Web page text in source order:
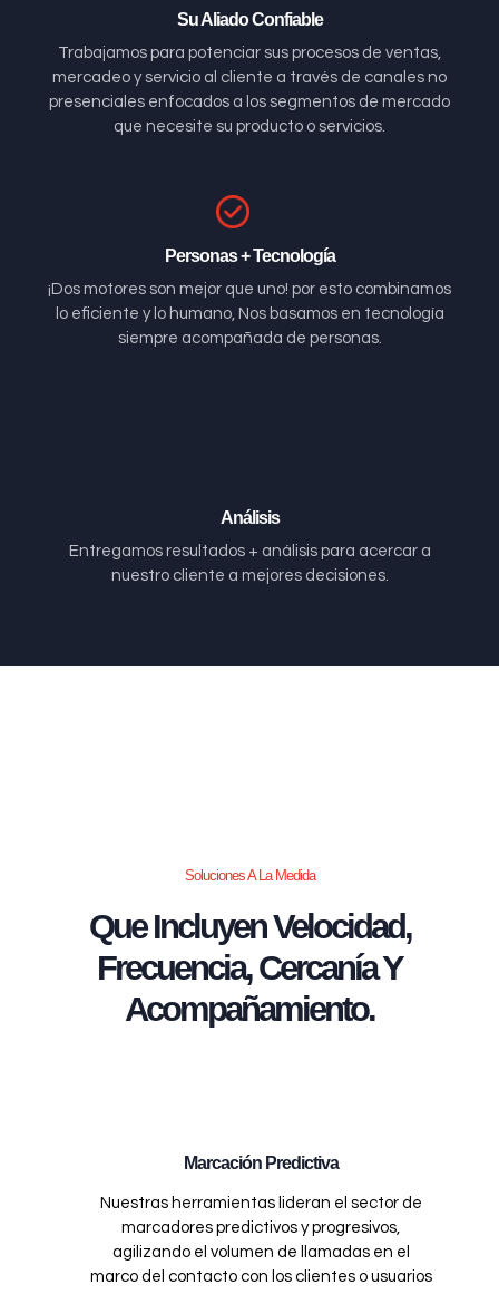
Su Aliado Confiable
Trabajamos para potenciar sus procesos de ventas,
mercadeo y servicio al cliente a través de canales no
presenciales enfocados a los segmentos de mercado
que necesite su producto o servicios.
Personas + Tecnología
¡Dos motores son mejor que uno! por esto combinamos
lo eficiente y lo humano, Nos basamos en tecnología
siempre acompañada de personas.
Análisis
Entregamos resultados + análisis para acercar a
nuestro cliente a mejores decisiones.
Soluciones A La Medida
Que Incluyen Velocidad,
Frecuencia, Cercanía Y
Acompañamiento.
Marcación Predictiva
Nuestras herramientas lideran el sector de
marcadores predictivos y progresivos,
agilizando el volumen de llamadas en el
marco del contacto con los clientes o usuarios